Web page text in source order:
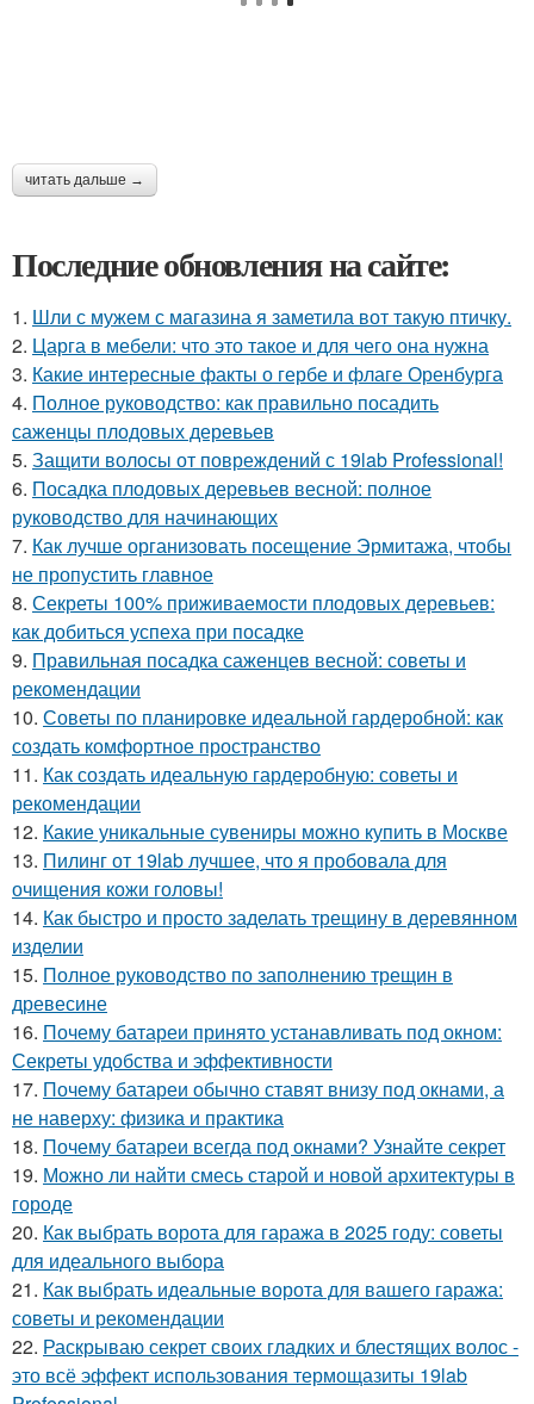
читать дальше →
Последние обновления на сайте:
1. Шли с мужем с магазина я заметила вот такую птичку.
2. Царга в мебели: что это такое и для чего она нужна
3. Какие интересные факты о гербе и флаге Оренбурга
4. Полное руководство: как правильно посадить
саженцы плодовых деревьев
5. Защити волосы от повреждений с 19lab Professional!
6. Посадка плодовых деревьев весной: полное
руководство для начинающих
7. Как лучше организовать посещение Эрмитажа, чтобы
не пропустить главное
8. Секреты 100% приживаемости плодовых деревьев:
как добиться успеха при посадке
9. Правильная посадка саженцев весной: советы и
рекомендации
10. Советы по планировке идеальной гардеробной: как
создать комфортное пространство
11. Как создать идеальную гардеробную: советы и
рекомендации
12. Какие уникальные сувениры можно купить в Москве
13. Пилинг от 19lab лучшее, что я пробовала для
очищения кожи головы!
14. Как быстро и просто заделать трещину в деревянном
изделии
15. Полное руководство по заполнению трещин в
древесине
16. Почему батареи принято устанавливать под окном:
Секреты удобства и эффективности
17. Почему батареи обычно ставят внизу под окнами, а
не наверху: физика и практика
18. Почему батареи всегда под окнами? Узнайте секрет
19. Можно ли найти смесь старой и новой архитектуры в
городе
20. Как выбрать ворота для гаража в 2025 году: советы
для идеального выбора
21. Как выбрать идеальные ворота для вашего гаража:
советы и рекомендации
22. Раскрываю секрет своих гладких и блестящих волос -
это всё эффект использования термощазиты 19lab